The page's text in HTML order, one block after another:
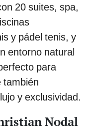
20 suites, spa,
y pádel tenis, y
entorno natural
para
también
y exclusividad.
Nodal